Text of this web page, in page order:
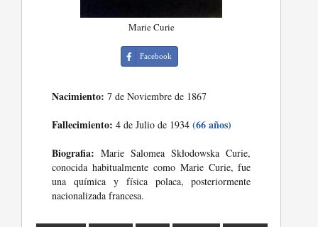
Marie Curie
Facebook
Nacimiento: 7 de Noviembre de 1867
Fallecimiento: 4 de Julio de 1934(66 años)
Biografia: Marie Salomea Skłodowska Curie,
conocida habitualmente como Marie Curie, fue
una química y física polaca, posteriormente
nacionalizada francesa.